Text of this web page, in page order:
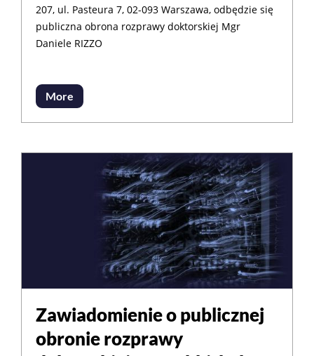
207, ul. Pasteura 7, 02-093 Warszawa, odbędzie się
publiczna obrona rozprawy doktorskiej Mgr
Daniele RIZZO
More
Zawiadomienie o publicznej
obronie rozprawy